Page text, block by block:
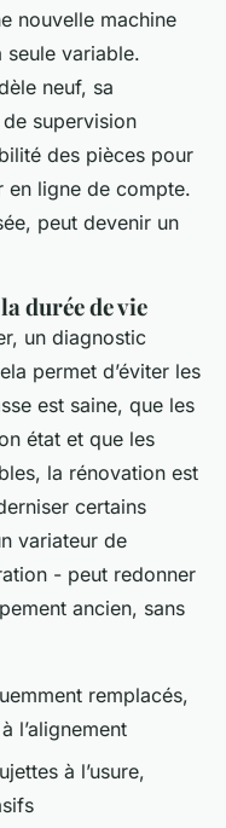
nouvelle machine
seule variable.
neuf, sa
supervision
des pièces pour
en ligne de compte.
peut devenir un
durée de vie
un diagnostic
permet d’éviter les
est saine, que les
état et que les
la rénovation est
certains
variateur de
- peut redonner
ancien, sans
remplacés,
l’alignement
à l’usure,